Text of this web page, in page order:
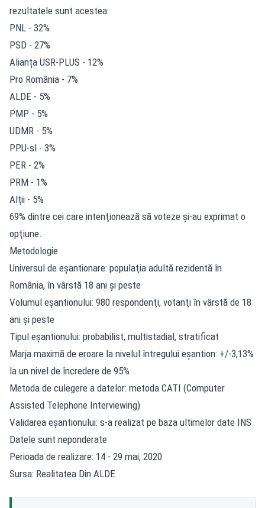
rezultatele sunt acestea:
PNL - 32%
PSD - 27%
Alianța USR-PLUS - 12%
Pro România - 7%
ALDE - 5%
PMP - 5%
UDMR - 5%
PPU-sl - 3%
PER - 2%
PRM - 1%
Alții - 5%
69% dintre cei care intenţionează să voteze şi-au exprimat o
opţiune.
Metodologie
Universul de eşantionare: populaţia adultă rezidentă în
România, în vârstă 18 ani şi peste
Volumul eşantionului: 980 respondenţi, votanţi în vârstă de 18
ani şi peste
Tipul eșantionului: probabilist, multistadial, stratificat
Marja maximă de eroare la nivelul întregului eșantion: +/-3,13%
la un nivel de încredere de 95%
Metoda de culegere a datelor: metoda CATI (Computer
Assisted Telephone Interviewing)
Validarea eșantionului: s-a realizat pe baza ultimelor date INS
Datele sunt neponderate
Perioada de realizare: 14 - 29 mai, 2020
Sursa: Realitatea Din ALDE